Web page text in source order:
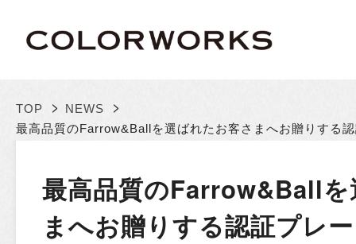
TOP > NEWS >
最高品質のFarrow&Ballを選ばれたお客さまへお贈りする
最高品質のFarrow&Ball
まへお贈りする認証プレ